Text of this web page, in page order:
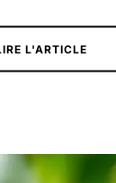
L'ARTICLE